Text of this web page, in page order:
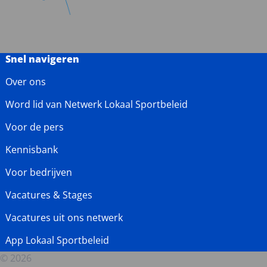
Snel navigeren
Over ons
Word lid van Netwerk Lokaal Sportbeleid
Voor de pers
Kennisbank
Voor bedrijven
Vacatures & Stages
Vacatures uit ons netwerk
App Lokaal Sportbeleid
© 2026